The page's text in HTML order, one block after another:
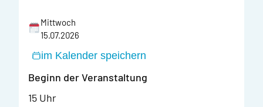
Mittwoch
15.07.2026
im Kalender speichern
Beginn der Veranstaltung
15 Uhr